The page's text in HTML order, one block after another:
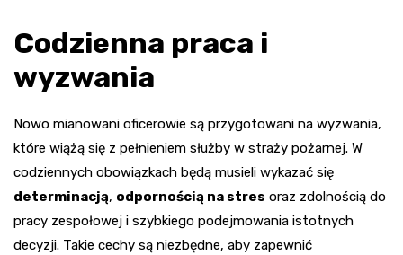
Codzienna praca i
wyzwania
Nowo mianowani oficerowie są przygotowani na wyzwania,
które wiążą się z pełnieniem służby w straży pożarnej. W
codziennych obowiązkach będą musieli wykazać się
determinacją, odpornością na stres oraz zdolnością do
pracy zespołowej i szybkiego podejmowania istotnych
decyzji. Takie cechy są niezbędne, aby zapewnić